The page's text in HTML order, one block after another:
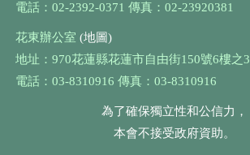
電話：02-2392-0371 傳真：02-23920381
花東辦公室 (地圖)
地址：970花蓮縣花蓮市自由街150號6樓之3
電話：03-8310916 傳真：03-8310916
為了確保獨立性和公信力，
本會不接受政府資助。